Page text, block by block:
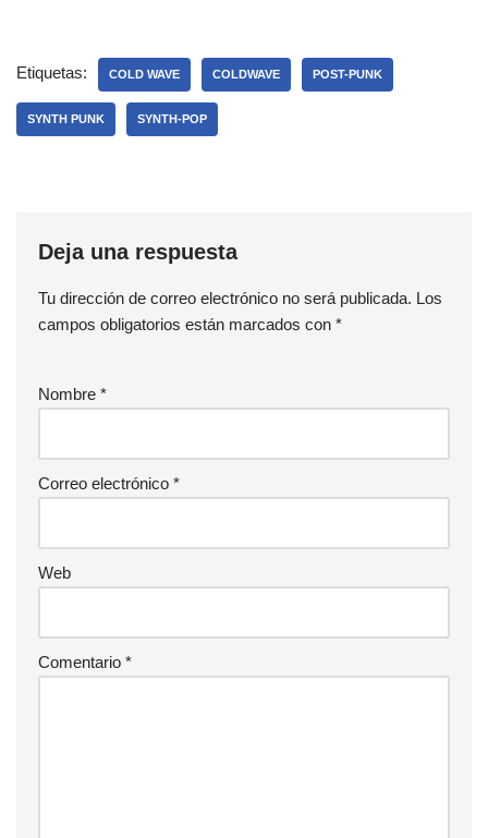
Etiquetas: COLD WAVE COLDWAVE POST-PUNK
SYNTH PUNK SYNTH-POP
Deja una respuesta
Tu dirección de correo electrónico no será publicada. Los
campos obligatorios están marcados con *
Nombre *
Correo electrónico *
Web
Comentario *